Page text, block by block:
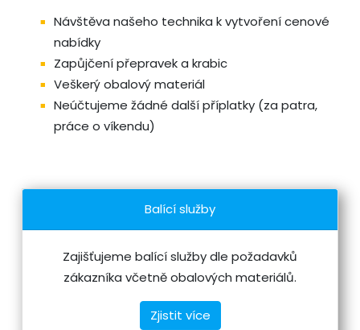
Návštěva našeho technika k vytvoření cenové
nabídky
Zapůjčení přepravek a krabic
Veškerý obalový materiál
Neúčtujeme žádné další příplatky (za patra,
práce o víkendu)
Balící služby
Zajišťujeme balící služby dle požadavků
zákazníka včetně obalových materiálů.
Zjistit více